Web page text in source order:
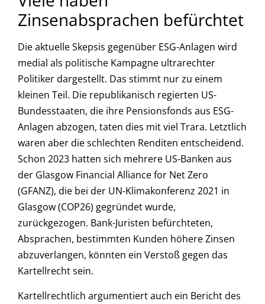
Zinsenabsprachen befürchtet
Die aktuelle Skepsis gegenüber ESG-Anlagen wird
medial als politische Kampagne ultrarechter
Politiker dargestellt. Das stimmt nur zu einem
kleinen Teil. Die republikanisch regierten US-
Bundesstaaten, die ihre Pensionsfonds aus ESG-
Anlagen abzogen, taten dies mit viel Trara. Letztlich
waren aber die schlechten Renditen entscheidend.
Schon 2023 hatten sich mehrere US-Banken aus
der Glasgow Financial Alliance for Net Zero
(GFANZ), die bei der UN-Klimakonferenz 2021 in
Glasgow (COP26) gegründet wurde,
zurückgezogen. Bank-Juristen befürchteten,
Absprachen, bestimmten Kunden höhere Zinsen
abzuverlangen, könnten ein Verstoß gegen das
Kartellrecht sein.
Kartellrechtlich argumentiert auch ein Bericht des